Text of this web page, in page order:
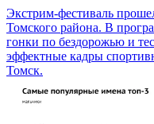
Экстрим-фестиваль
Томского района. В
гонки по бездорожью и
эффектные кадры
Томск.